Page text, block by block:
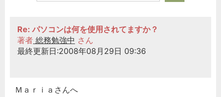
Re: パソコンは何を使用されてますか？
著者 総務勉強中 さん
最終更新日:2008年08月29日 09:36
Ｍａｒｉａさんへ